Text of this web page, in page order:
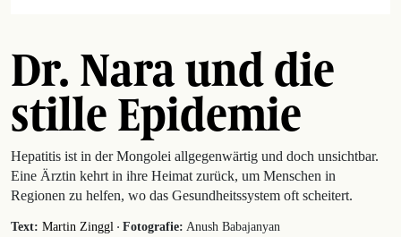
Dr. Nara und die
stille Epidemie
Hepatitis ist in der Mongolei allgegenwärtig und doch unsichtbar.
Eine Ärztin kehrt in ihre Heimat zurück, um Menschen in
Regionen zu helfen, wo das Gesundheitssystem oft scheitert.
Text: Martin Zinggl · Fotografie: Anush Babajanyan